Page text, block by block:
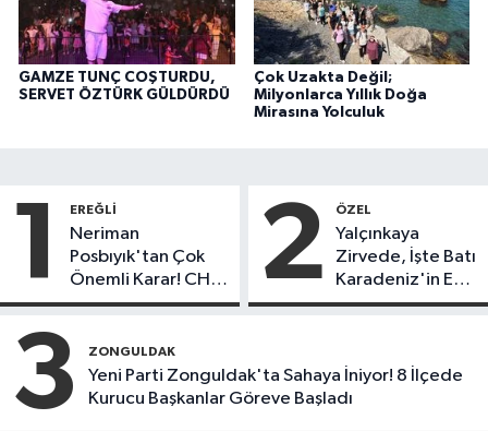
GAMZE TUNÇ COŞTURDU,
SERVET ÖZTÜRK GÜLDÜRDÜ
Çok Uzakta Değil;
Milyonlarca Yıllık Doğa
Mirasına Yolculuk
1 EREĞLI
Neriman
Posbıyık'tan Çok
Önemli Karar! CHP
mi Yeni Parti mi?
2 ÖZEL
Yalçınkaya
Zirvede, İşte Batı
Karadeniz'in En
Başarılı Belediye
3 ZONGULDAK
Yeni Parti Zonguldak'ta Sahaya İniyor! 8 İlçede
Kurucu Başkanlar Göreve Başladı